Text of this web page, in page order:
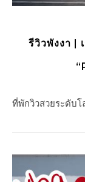
รีวิวพังงา |
ที่พักวิวสวยระดับโ